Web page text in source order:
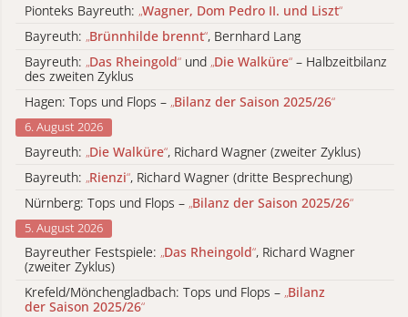
Pionteks Bayreuth: „Wagner, Dom Pedro II. und Liszt“
Bayreuth: „Brünnhilde brennt“, Bernhard Lang
Bayreuth: „Das Rheingold“ und „Die Walküre“ – Halbzeitbilanz
des zweiten Zyklus
Hagen: Tops und Flops – „Bilanz der Saison 2025/26“
6. August 2026
Bayreuth: „Die Walküre“, Richard Wagner (zweiter Zyklus)
Bayreuth: „Rienzi“, Richard Wagner (dritte Besprechung)
Nürnberg: Tops und Flops – „Bilanz der Saison 2025/26“
5. August 2026
Bayreuther Festspiele: „Das Rheingold“, Richard Wagner
(zweiter Zyklus)
Krefeld/Mönchengladbach: Tops und Flops – „Bilanz
der Saison 2025/26“